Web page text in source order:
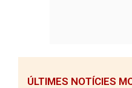
ÚLTIMES NOTÍCIES